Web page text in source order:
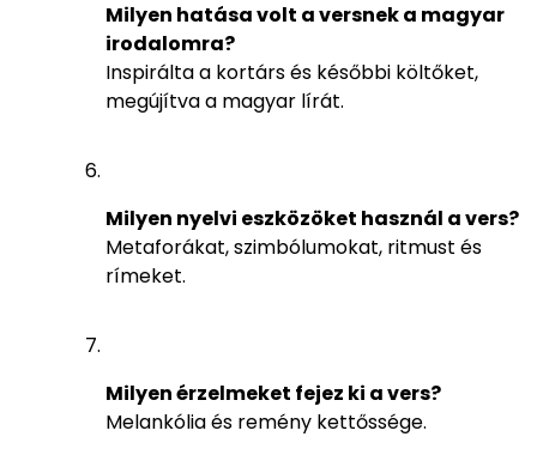
Milyen hatása volt a versnek a magyar
irodalomra?
Inspirálta a kortárs és későbbi költőket,
megújítva a magyar lírát.
Milyen nyelvi eszközöket használ a vers?
Metaforákat, szimbólumokat, ritmust és
rímeket.
Milyen érzelmeket fejez ki a vers?
Melankólia és remény kettőssége.